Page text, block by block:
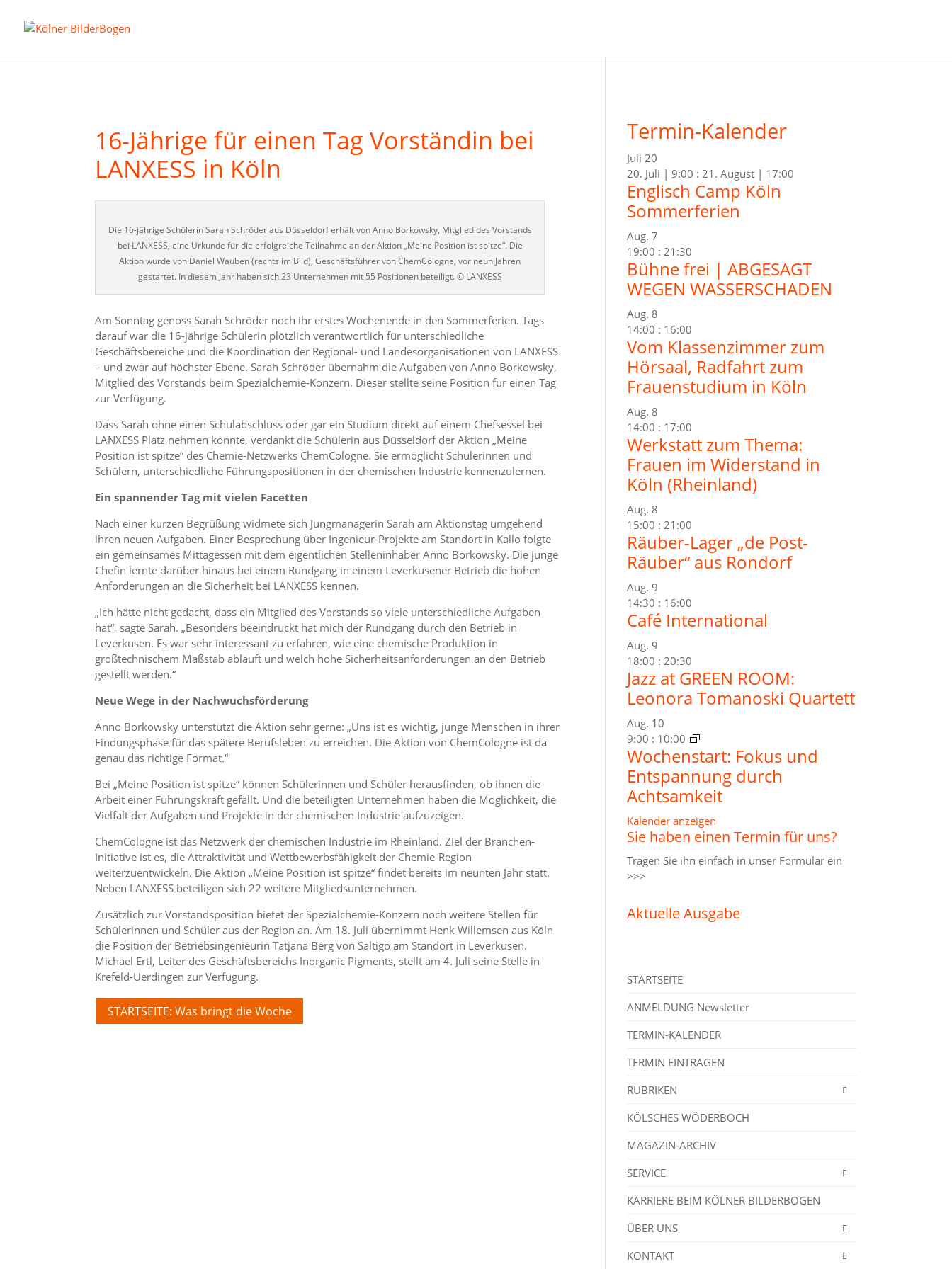
16-Jährige für einen Tag Vorständin bei
LANXESS in Köln
Die 16-jährige Schülerin Sarah Schröder aus Düsseldorf erhält von Anno Borkowsky, Mitglied des Vorstands
bei LANXESS, eine Urkunde für die erfolgreiche Teilnahme an der Aktion „Meine Position ist spitze“. Die
Aktion wurde von Daniel Wauben (rechts im Bild), Geschäftsführer von ChemCologne, vor neun Jahren
gestartet. In diesem Jahr haben sich 23 Unternehmen mit 55 Positionen beteiligt. © LANXESS
Am Sonntag genoss Sarah Schröder noch ihr erstes Wochenende in den Sommerferien. Tags
darauf war die 16-jährige Schülerin plötzlich verantwortlich für unterschiedliche
Geschäftsbereiche und die Koordination der Regional- und Landesorganisationen von LANXESS
– und zwar auf höchster Ebene. Sarah Schröder übernahm die Aufgaben von Anno Borkowsky,
Mitglied des Vorstands beim Spezialchemie-Konzern. Dieser stellte seine Position für einen Tag
zur Verfügung.
Dass Sarah ohne einen Schulabschluss oder gar ein Studium direkt auf einem Chefsessel bei
LANXESS Platz nehmen konnte, verdankt die Schülerin aus Düsseldorf der Aktion „Meine
Position ist spitze“ des Chemie-Netzwerks ChemCologne. Sie ermöglicht Schülerinnen und
Schülern, unterschiedliche Führungspositionen in der chemischen Industrie kennenzulernen.
Ein spannender Tag mit vielen Facetten
Nach einer kurzen Begrüßung widmete sich Jungmanagerin Sarah am Aktionstag umgehend
ihren neuen Aufgaben. Einer Besprechung über Ingenieur-Projekte am Standort in Kallo folgte
ein gemeinsames Mittagessen mit dem eigentlichen Stelleninhaber Anno Borkowsky. Die junge
Chefin lernte darüber hinaus bei einem Rundgang in einem Leverkusener Betrieb die hohen
Anforderungen an die Sicherheit bei LANXESS kennen.
„Ich hätte nicht gedacht, dass ein Mitglied des Vorstands so viele unterschiedliche Aufgaben
hat“, sagte Sarah. „Besonders beeindruckt hat mich der Rundgang durch den Betrieb in
Leverkusen. Es war sehr interessant zu erfahren, wie eine chemische Produktion in
großtechnischem Maßstab abläuft und welch hohe Sicherheitsanforderungen an den Betrieb
gestellt werden.“
Neue Wege in der Nachwuchsförderung
Anno Borkowsky unterstützt die Aktion sehr gerne: „Uns ist es wichtig, junge Menschen in ihrer
Findungsphase für das spätere Berufsleben zu erreichen. Die Aktion von ChemCologne ist da
genau das richtige Format.“
Bei „Meine Position ist spitze“ können Schülerinnen und Schüler herausfinden, ob ihnen die
Arbeit einer Führungskraft gefällt. Und die beteiligten Unternehmen haben die Möglichkeit, die
Vielfalt der Aufgaben und Projekte in der chemischen Industrie aufzuzeigen.
ChemCologne ist das Netzwerk der chemischen Industrie im Rheinland. Ziel der Branchen-
Initiative ist es, die Attraktivität und Wettbewerbsfähigkeit der Chemie-Region
weiterzuentwickeln. Die Aktion „Meine Position ist spitze“ findet bereits im neunten Jahr statt.
Neben LANXESS beteiligen sich 22 weitere Mitgliedsunternehmen.
Zusätzlich zur Vorstandsposition bietet der Spezialchemie-Konzern noch weitere Stellen für
Schülerinnen und Schüler aus der Region an. Am 18. Juli übernimmt Henk Willemsen aus Köln
die Position der Betriebsingenieurin Tatjana Berg von Saltigo am Standort in Leverkusen.
Michael Ertl, Leiter des Geschäftsbereichs Inorganic Pigments, stellt am 4. Juli seine Stelle in
Krefeld-Uerdingen zur Verfügung.
STARTSEITE: Was bringt die Woche
Termin-Kalender
Juli 20
20. Juli | 9:00 : 21. August | 17:00
Englisch Camp Köln
Sommerferien
Aug. 7
19:00 : 21:30
Bühne frei | ABGESAGT
WEGEN WASSERSCHADEN
Aug. 8
14:00 : 16:00
Vom Klassenzimmer zum
Hörsaal, Radfahrt zum
Frauenstudium in Köln
Aug. 8
14:00 : 17:00
Werkstatt zum Thema:
Frauen im Widerstand in
Köln (Rheinland)
Aug. 8
15:00 : 21:00
Räuber-Lager „de Post-
Räuber“ aus Rondorf
Aug. 9
14:30 : 16:00
Café International
Aug. 9
18:00 : 20:30
Jazz at GREEN ROOM:
Leonora Tomanoski Quartett
Aug. 10
9:00 : 10:00
Wochenstart: Fokus und
Entspannung durch
Achtsamkeit
Kalender anzeigen
Sie haben einen Termin für uns?
Tragen Sie ihn einfach in unser Formular ein
>>>
Aktuelle Ausgabe
STARTSEITE
ANMELDUNG Newsletter
TERMIN-KALENDER
TERMIN EINTRAGEN
RUBRIKEN
KÖLSCHES WÖDERBOCH
MAGAZIN-ARCHIV
SERVICE
KARRIERE BEIM KÖLNER BILDERBOGEN
ÜBER UNS
KONTAKT